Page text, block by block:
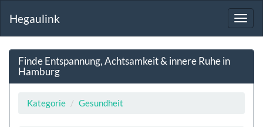
Hegaulink
Finde Entspannung, Achtsamkeit & innere Ruhe in
Hamburg
Kategorie Gesundheit